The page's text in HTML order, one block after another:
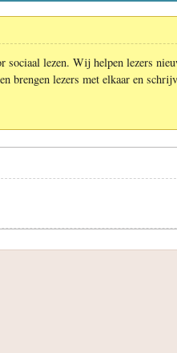
sociaal lezen. Wij helpen lezers
brengen lezers met elkaar en